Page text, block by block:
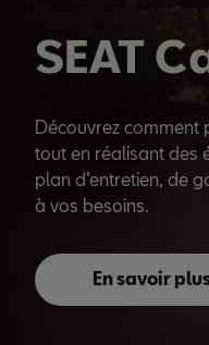
SEAT
Découvrez comment
tout en réalisant des
plan d’entretien, de
à vos besoins.
En savoir